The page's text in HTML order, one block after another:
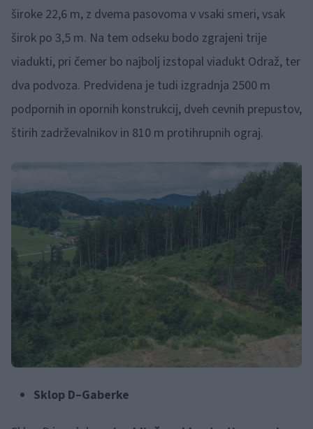
široke 22,6 m, z dvema pasovoma v vsaki smeri, vsak
širok po 3,5 m. Na tem odseku bodo zgrajeni trije
viadukti, pri čemer bo najbolj izstopal viadukt Odraž, ter
dva podvoza. Predvidena je tudi izgradnja 2500 m
podpornih in opornih konstrukcij, dveh cevnih prepustov,
štirih zadrževalnikov in 810 m protihrupnih ograj.
Sklop D–Gaberke